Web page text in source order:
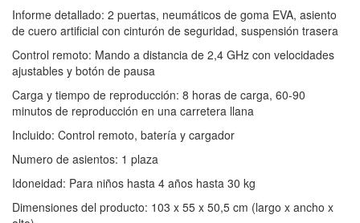
Informe detallado: 2 puertas, neumáticos de goma EVA, asiento
de cuero artificial con cinturón de seguridad, suspensión trasera
Control remoto: Mando a distancia de 2,4 GHz con velocidades
ajustables y botón de pausa
Carga y tiempo de reproducción: 8 horas de carga, 60-90
minutos de reproducción en una carretera llana
Incluido: Control remoto, batería y cargador
Numero de asientos: 1 plaza
Idoneidad: Para niños hasta 4 años hasta 30 kg
Dimensiones del producto: 103 x 55 x 50,5 cm (largo x ancho x